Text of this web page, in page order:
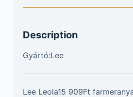
Description
Gyártó:Lee
Lee Leola15 909Ft